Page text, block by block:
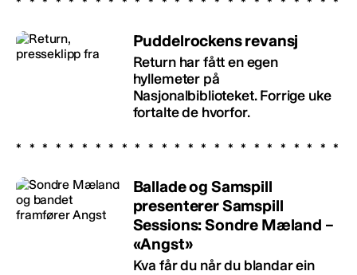
Puddelrockens revansj
Return har fått en egen
hyllemeter på
Nasjonalbiblioteket. Forrige uke
fortalte de hvorfor.
Ballade og Samspill
presenterer Samspill
Sessions: Sondre Mæland –
«Angst»
Kva får du når du blandar ein